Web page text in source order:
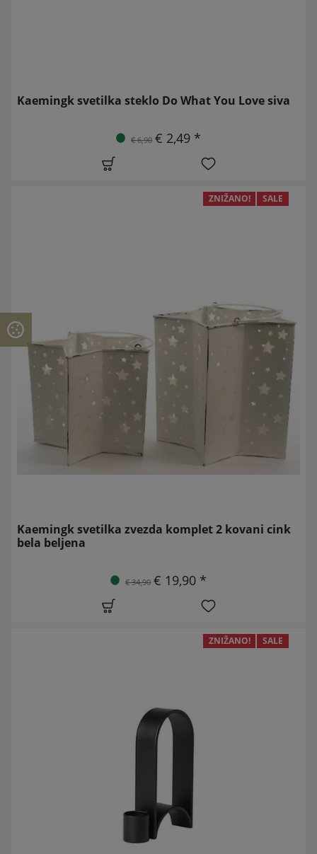
Kaemingk svetilka steklo Do What You Love siva
€ 6,90 € 2,49 *
ZNIŽANO! SALE
Kaemingk svetilka zvezda komplet 2 kovani cink
bela beljena
€ 34,90 € 19,90 *
ZNIŽANO! SALE